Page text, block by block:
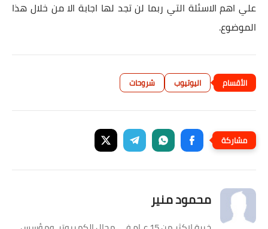
علي اهم الاسئلة التي ربما لن تجد لها اجابة الا من خلال هذا
الموضوع.
اليوتيوب شروحات
محمود منير